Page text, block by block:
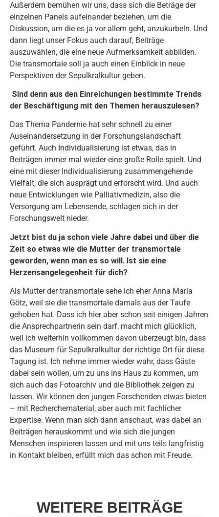
Außerdem bemühen wir uns, dass sich die Beträge der
einzelnen Panels aufeinander beziehen, um die
Diskussion, um die es ja vor allem geht, anzukurbeln. Und
dann liegt unser Fokus auch darauf, Beiträge
auszuwählen, die eine neue Aufmerksamkeit abbilden.
Die transmortale soll ja auch einen Einblick in neue
Perspektiven der Sepulkralkultur geben.
Sind denn aus den Einreichungen bestimmte Trends
der Beschäftigung mit den Themen herauszulesen?
Das Thema Pandemie hat sehr schnell zu einer
Auseinandersetzung in der Forschungslandschaft
geführt. Auch Individualisierung ist etwas, das in
Beiträgen immer mal wieder eine große Rolle spielt. Und
eine mit dieser Individualisierung zusammengehende
Vielfalt, die sich ausprägt und erforscht wird. Und auch
neue Entwicklungen wie Palliativmedizin, also die
Versorgung am Lebensende, schlagen sich in der
Forschungswelt nieder.
Jetzt bist du ja schon viele Jahre dabei und über die
Zeit so etwas wie die Mutter der transmortale
geworden, wenn man es so will. Ist sie eine
Herzensangelegenheit für dich?
Als Mutter der transmortale sehe ich eher Anna Maria
Götz, weil sie die transmortale damals aus der Taufe
gehoben hat. Dass ich hier aber schon seit einigen Jahren
die Ansprechpartnerin sein darf, macht mich glücklich,
weil ich weiterhin vollkommen davon überzeugt bin, dass
das Museum für Sepulkralkultur der richtige Ort für diese
Tagung ist. Ich nehme immer wieder wahr, dass Gäste
dabei sein wollen, um zu uns ins Haus zu kommen, um
sich auch das Fotoarchiv und die Bibliothek zeigen zu
lassen. Wir können den jungen Forschenden etwas bieten
– mit Recherchematerial, aber auch mit fachlicher
Expertise. Wenn man sich dann anschaut, was dabei an
Beiträgen herauskommt und wie sich die jungen
Menschen inspirieren lassen und mit uns teils langfristig
in Kontakt bleiben, erfüllt mich das schon mit Freude.
WEITERE BEITRÄGE